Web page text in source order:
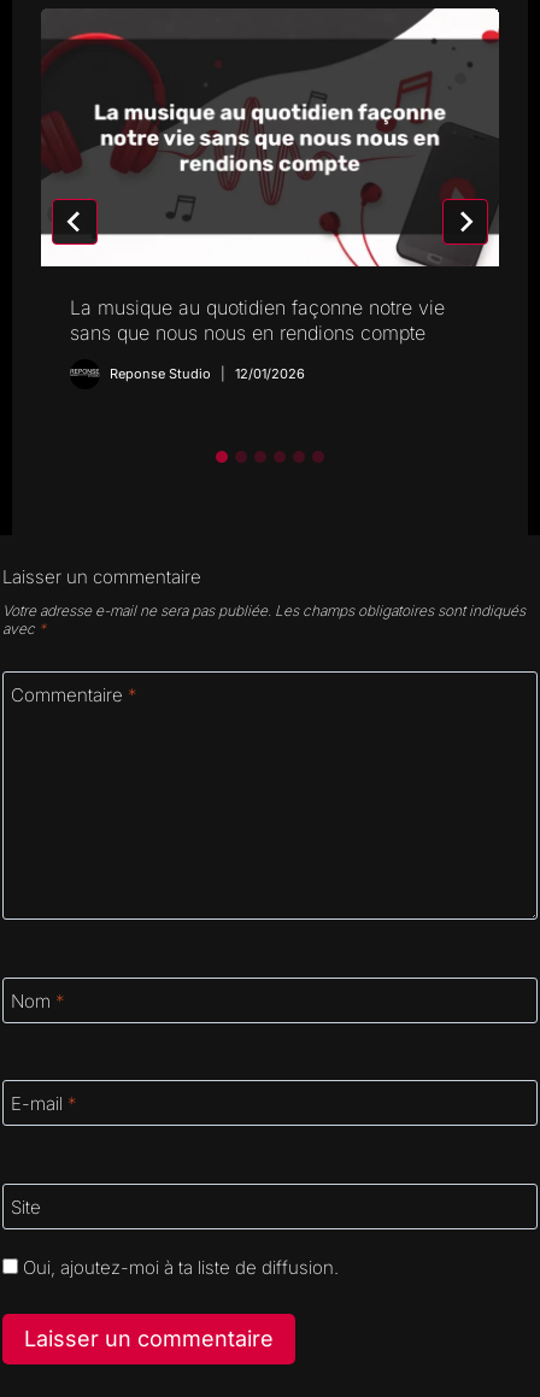
La musique au quotidien façonne notre vie
sans que nous nous en rendions compte
Reponse Studio 12/01/2026
Laisser un commentaire
Votre adresse e-mail ne sera pas publiée. Les champs obligatoires sont indiqués
avec *
Commentaire *
Nom *
E-mail *
Site
Oui, ajoutez-moi à ta liste de diffusion.